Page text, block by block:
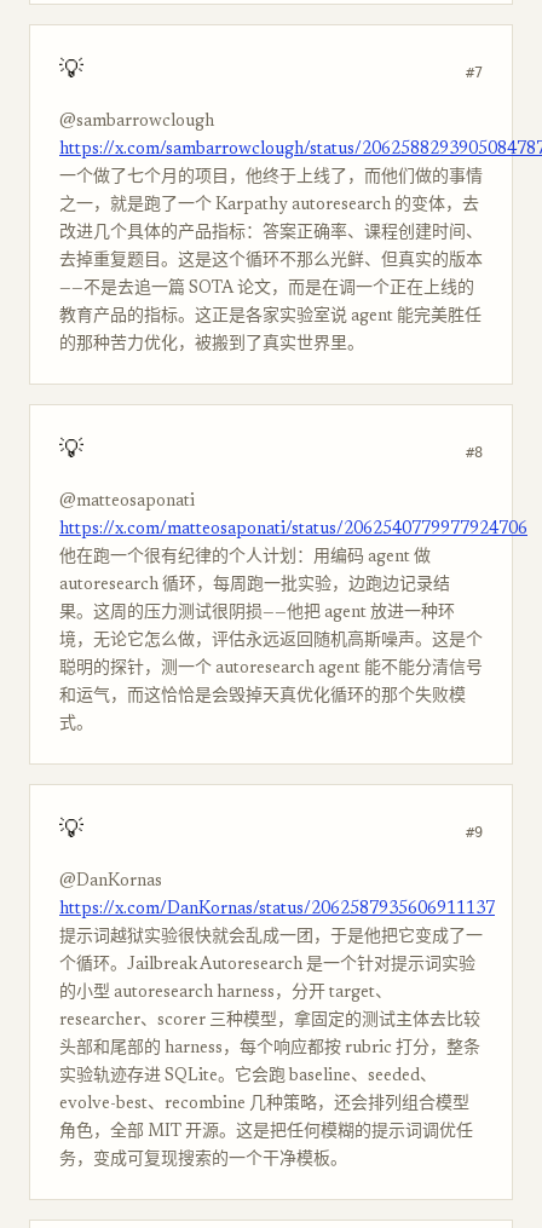
💡 #7
@sambarrowclough
https://x.com/sambarrowclough/status/
一个做了七个月的项目，他终于上线了，而他们做的事情
之一，就是跑了一个 Karpathy autoresearch 的变体，去
改进几个具体的产品指标：答案正确率、课程创建时间、
去掉重复题目。这是这个循环不那么光鲜、但真实的版本
——不是去追一篇 SOTA 论文，而是在调一个正在上线的
教育产品的指标。这正是各家实验室说 agent 能完美胜任
的那种苦力优化，被搬到了真实世界里。
💡 #8
@matteosaponati
https://x.com/matteosaponati/status/2062540779977924706
他在跑一个很有纪律的个人计划：用编码 agent 做
autoresearch 循环，每周跑一批实验，边跑边记录结
果。这周的压力测试很阴损——他把 agent 放进一种环
境，无论它怎么做，评估永远返回随机高斯噪声。这是个
聪明的探针，测一个 autoresearch agent 能不能分清信号
和运气，而这恰恰是会毁掉天真优化循环的那个失败模
式。
💡 #9
@DanKornas
https://x.com/DanKornas/status/2062587935606911137
提示词越狱实验很快就会乱成一团，于是他把它变成了一
个循环。Jailbreak Autoresearch 是一个针对提示词实验
的小型 autoresearch harness，分开 target、
researcher、scorer 三种模型，拿固定的测试主体去比较
头部和尾部的 harness，每个响应都按 rubric 打分，整条
实验轨迹存进 SQLite。它会跑 baseline、seeded、
evolve-best、recombine 几种策略，还会排列组合模型
角色，全部 MIT 开源。这是把任何模糊的提示词调优任
务，变成可复现搜索的一个干净模板。